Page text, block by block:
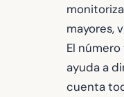
mayores,
El
ayuda a
cuenta